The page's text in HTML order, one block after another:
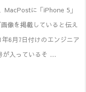
MacPostに「iPhone 5」
像を掲載していると伝え
6月7日付けのエンジニア
が入っているそ …